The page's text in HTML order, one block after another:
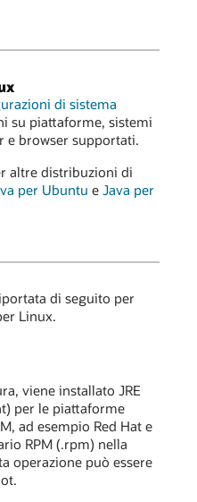
di sistema
su piattaforme, sistemi
e browser supportati.
altre distribuzioni di
per Ubuntu e Java per
di seguito per
Linux.
viene installato JRE
per le piattaforme
ad esempio Red Hat e
RPM (.rpm) nella
operazione può essere